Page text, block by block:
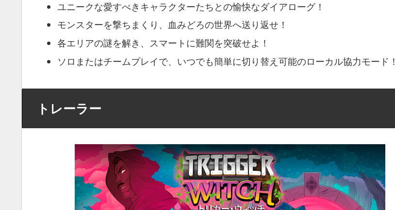
ユニークな愛すべきキャラクターたちとの愉快なダイアローグ！
モンスターを撃ちまくり、血みどろの世界へ送り返せ！
各エリアの謎を解き、スマートに難関を突破せよ！
ソロまたはチームプレイで、いつでも簡単に切り替え可能のローカル協力モード！
トレーラー